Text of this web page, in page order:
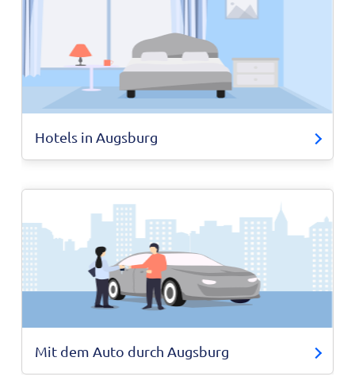
Hotels in Augsburg
Mit dem Auto durch Augsburg